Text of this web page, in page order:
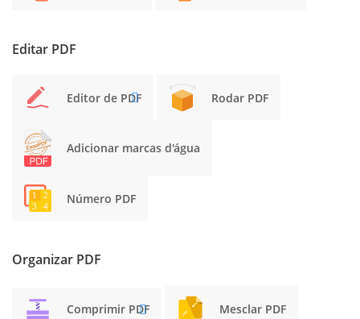
Editar PDF
Editor de PDF Rodar PDF
Adicionar marcas d'água
Número PDF
Organizar PDF
Comprimir PDF Mesclar PDF